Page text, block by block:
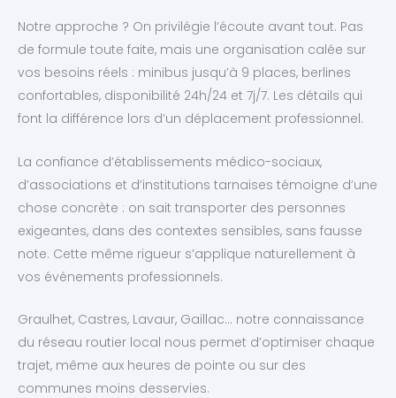
Notre approche ? On privilégie l’écoute avant tout. Pas
de formule toute faite, mais une organisation calée sur
vos besoins réels : minibus jusqu’à 9 places, berlines
confortables, disponibilité 24h/24 et 7j/7. Les détails qui
font la différence lors d’un déplacement professionnel.
La confiance d’établissements médico-sociaux,
d’associations et d’institutions tarnaises témoigne d’une
chose concrète : on sait transporter des personnes
exigeantes, dans des contextes sensibles, sans fausse
note. Cette même rigueur s’applique naturellement à
vos événements professionnels.
Graulhet, Castres, Lavaur, Gaillac… notre connaissance
du réseau routier local nous permet d’optimiser chaque
trajet, même aux heures de pointe ou sur des
communes moins desservies.